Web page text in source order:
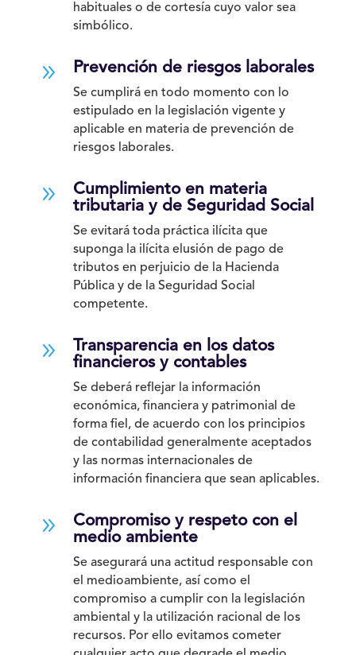
habituales o de cortesía cuyo valor sea
simbólico.
9 Prevención de riesgos laborales
Se cumplirá en todo momento con lo
estipulado en la legislación vigente y
aplicable en materia de prevención de
riesgos laborales.
9
Cumplimiento en materia
tributaria y de Seguridad Social
Se evitará toda práctica ilícita que
suponga la ilícita elusión de pago de
tributos en perjuicio de la Hacienda
Pública y de la Seguridad Social
competente.
9
Transparencia en los datos
financieros y contables
Se deberá reflejar la información
económica, financiera y patrimonial de
forma fiel, de acuerdo con los principios
de contabilidad generalmente aceptados
y las normas internacionales de
información financiera que sean aplicables.
9
Compromiso y respeto con el
medio ambiente
Se asegurará una actitud responsable con
el medioambiente, así como el
compromiso a cumplir con la legislación
ambiental y la utilización racional de los
recursos. Por ello evitamos cometer